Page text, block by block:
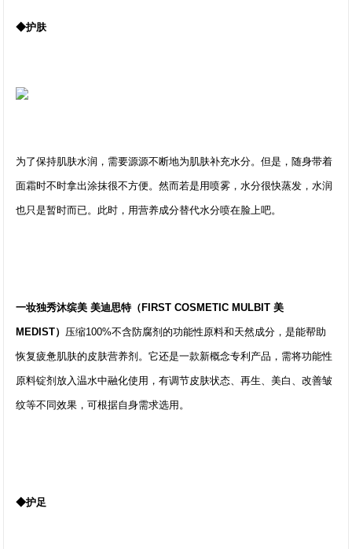
◆护肤
为了保持肌肤水润，需要源源不断地为肌肤补充水分。但是，随身带着
面霜时不时拿出涂抹很不方便。然而若是用喷雾，水分很快蒸发，水润
也只是暂时而已。此时，用营养成分替代水分喷在脸上吧。
一妆独秀沐缤美 美迪思特（FIRST COSMETIC MULBIT 美
MEDIST） 压缩100%不含防腐剂的功能性原料和天然成分，是能帮助
恢复疲惫肌肤的皮肤营养剂。它还是一款新概念专利产品，需将功能性
原料锭剂放入温水中融化使用，有调节皮肤状态、再生、美白、改善皱
纹等不同效果，可根据自身需求选用。
◆护足